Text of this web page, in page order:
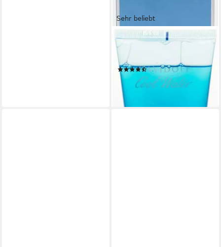
Sehr beliebt
DAVIDOFF
Duschgel Cool Water Women,
Zeitloser Duft
(51)
14,99 €
(99,93 €/ 1 l)
lieferbar - in 1-2 Werktagen bei dir